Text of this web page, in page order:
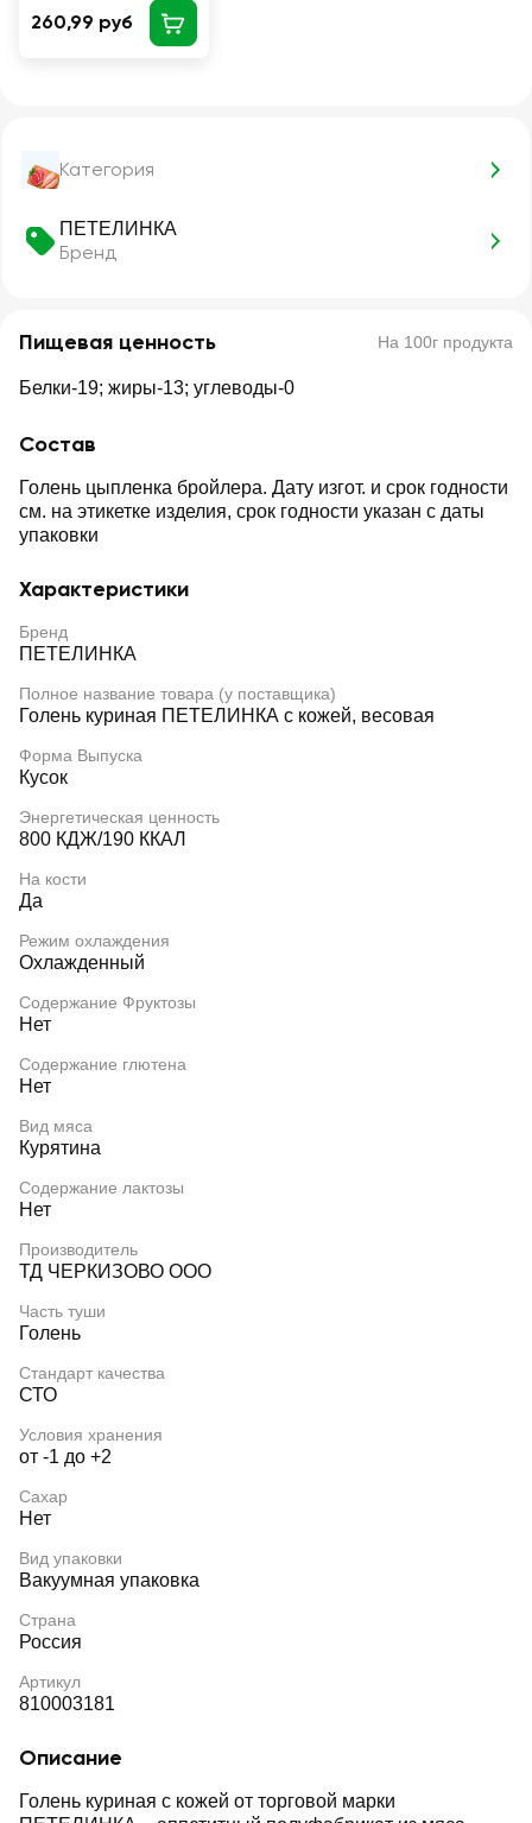
Категория
ПЕТЕЛИНКА
Бренд
Пищевая ценность На 100г продукта
Белки-19; жиры-13; углеводы-0
Состав
Голень цыпленка бройлера. Дату изгот. и срок годности
см. на этикетке изделия, срок годности указан с даты
упаковки
Характеристики
Бренд
ПЕТЕЛИНКА
Полное название товара (у поставщика)
Голень куриная ПЕТЕЛИНКА с кожей, весовая
Форма Выпуска
Кусок
Энергетическая ценность
800 КДЖ/190 ККАЛ
На кости
Да
Режим охлаждения
Охлажденный
Содержание Фруктозы
Нет
Содержание глютена
Нет
Вид мяса
Курятина
Содержание лактозы
Нет
Производитель
ТД ЧЕРКИЗОВО ООО
Часть туши
Голень
Стандарт качества
СТО
Условия хранения
от -1 до +2
Сахар
Нет
Вид упаковки
Вакуумная упаковка
Страна
Россия
Артикул
810003181
Описание
Голень куриная с кожей от торговой марки
260,99 руб